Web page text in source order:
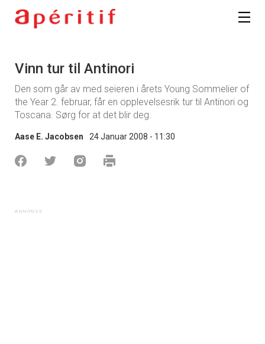
Vinn tur til Antinori
Den som går av med seieren i årets Young Sommelier of
the Year 2. februar, får en opplevelsesrik tur til Antinori og
Toscana. Sørg for at det blir deg.
Aase E. Jacobsen 24 Januar 2008 - 11:30